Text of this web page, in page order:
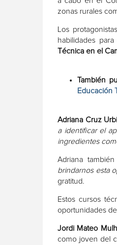
zonas rurales
Los
habilidades
Técnica en el
También
Educación
Adriana Cruz
a identificar el
ingredientes
Adriana
brindarnos esta
gratitud.
Estos cursos
oportunidades
Jordi Mateo
como joven del